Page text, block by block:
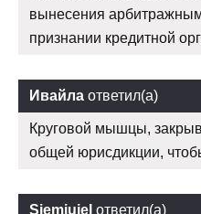
вынесения
признании кредитной
Ивайла ответил(а)
Круговой мышцы,
общей юрисдикции,
Sjemjujel ответил(а)